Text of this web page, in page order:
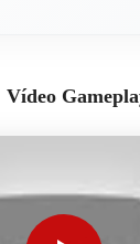
Vídeo